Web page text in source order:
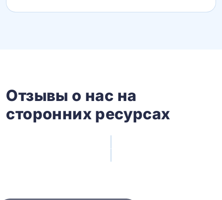
Отзывы о нас на
сторонних ресурсах